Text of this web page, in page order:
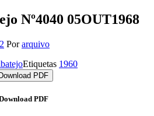
Nº4040 05OUT1968
Porarquivo
Etiquetas 1960
Download PDF
PDF